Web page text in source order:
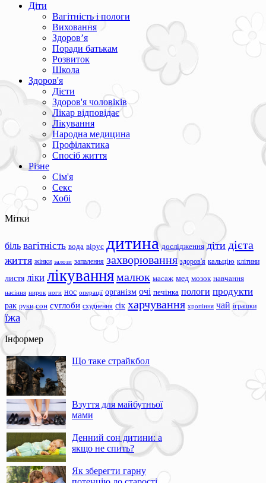
Діти
Вагітність і пологи
Виховання
Здоров’я
Поради батькам
Розвиток
Школа
Здоров'я
Дієти
Здоров'я чоловіків
Лікар відповідає
Лікування
Народна медицина
Профілактика
Спосіб життя
Різне
Сім'я
Секс
Хобі
Мітки
біль вагітність вода вірус дитина дослідження діти дієта
життя жінки залози запалення захворювання здоров'я кальцію клітини
листя ліки лікуваннямалюк масаж мед мозок навчання
насіння нирок ноги нос операції організм очі печінка пологи продукти
рак руки сон суглоби схуднення сік харчування хропіння чай іграшки
їжа
Інформер
Що таке страйкбол
Взуття для майбутньої
мами
Денний сон дитини: а
якщо не спить?
Як зберегти гарну